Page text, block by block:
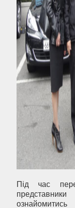
Під час